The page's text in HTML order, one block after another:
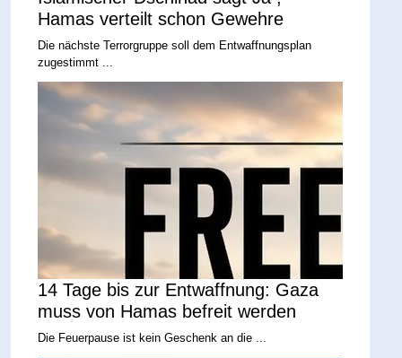
Hamas verteilt schon Gewehre
Die nächste Terrorgruppe soll dem Entwaffnungsplan
zugestimmt ...
14 Tage bis zur Entwaffnung: Gaza
muss von Hamas befreit werden
Die Feuerpause ist kein Geschenk an die ...